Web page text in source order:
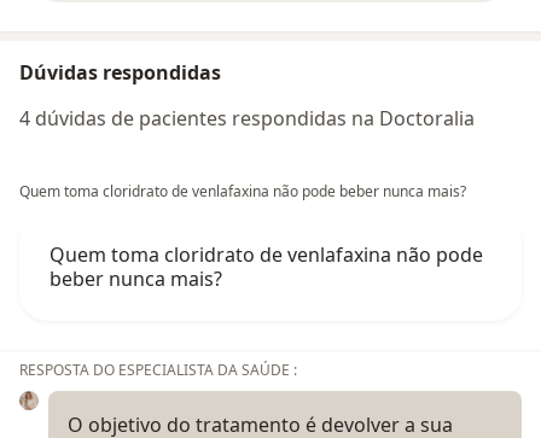
Dúvidas respondidas
4 dúvidas de pacientes respondidas na Doctoralia
Quem toma cloridrato de venlafaxina não pode beber nunca mais?
Quem toma cloridrato de venlafaxina não pode
beber nunca mais?
RESPOSTA DO ESPECIALISTA DA SAÚDE :
O objetivo do tratamento é devolver a sua